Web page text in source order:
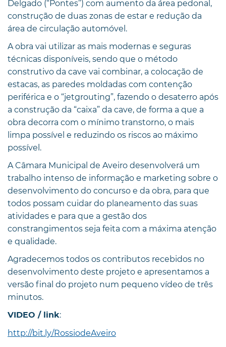
Delgado (“Pontes”) com aumento da área pedonal,
construção de duas zonas de estar e redução da
área de circulação automóvel.
A obra vai utilizar as mais modernas e seguras
técnicas disponíveis, sendo que o método
construtivo da cave vai combinar, a colocação de
estacas, as paredes moldadas com contenção
periférica e o “jetgrouting”, fazendo o desaterro após
a construção da “caixa” da cave, de forma a que a
obra decorra com o mínimo transtorno, o mais
limpa possível e reduzindo os riscos ao máximo
possível.
A Câmara Municipal de Aveiro desenvolverá um
trabalho intenso de informação e marketing sobre o
desenvolvimento do concurso e da obra, para que
todos possam cuidar do planeamento das suas
atividades e para que a gestão dos
constrangimentos seja feita com a máxima atenção
e qualidade.
Agradecemos todos os contributos recebidos no
desenvolvimento deste projeto e apresentamos a
versão final do projeto num pequeno vídeo de três
minutos.
VIDEO / link:
http://bit.ly/RossiodeAveiro